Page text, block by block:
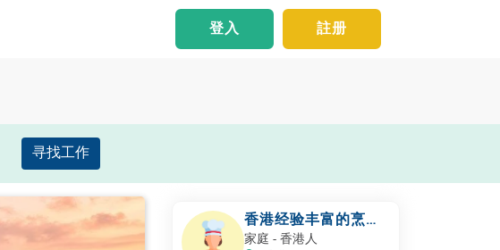
註册
登入
寻找工作
香港经验丰富的烹饪
助手
家庭 - 香港人